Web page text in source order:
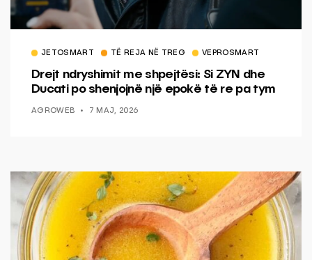
JETOSMART TË REJA NË TREG VEPROSMART
Drejt ndryshimit me shpejtësi: Si ZYN dhe
Ducati po shenjojnë një epokë të re pa tym
AGROWEB 7 MAJ, 2026